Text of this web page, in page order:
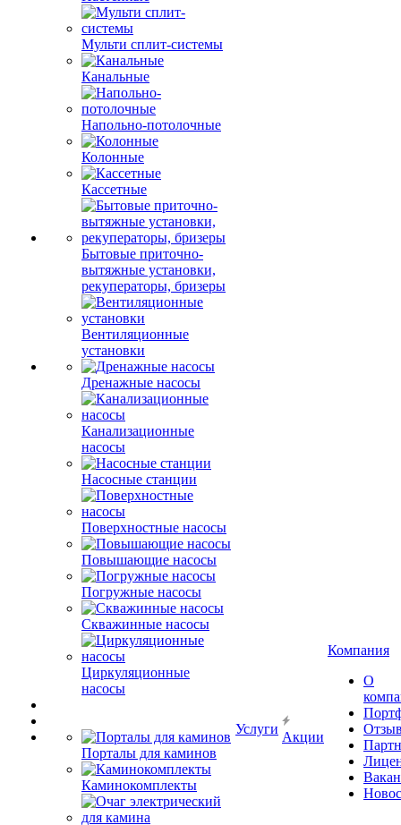
Мульти сплит-системы
Канальные
Напольно-потолочные
Колонные
Кассетные
Бытовые приточно-
вытяжные установки,
рекуператоры, бризеры
Вентиляционные
установки
Дренажные насосы
Канализационные
насосы
Насосные станции
Поверхностные насосы
Повышающие насосы
Погружные насосы
Скважинные насосы
Циркуляционные
насосы
Порталы для каминов
Каминокомплекты
Услуги
Акции
Компания
О